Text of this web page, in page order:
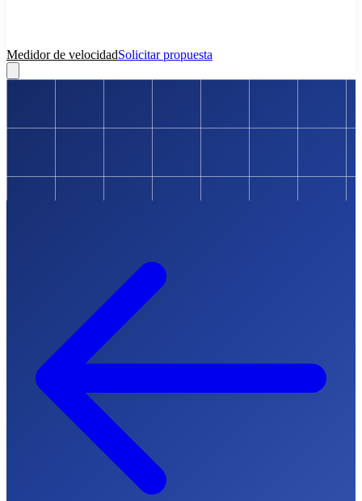
Medidor de velocidadSolicitar propuesta